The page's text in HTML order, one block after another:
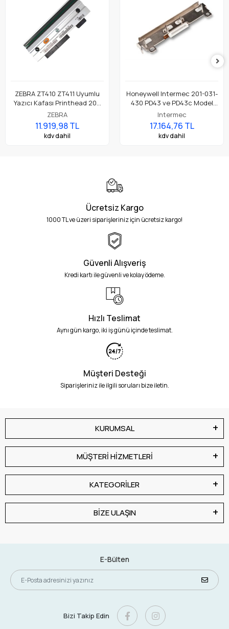
ZEBRA ZT410 ZT411 Uyumlu
Yazıcı Kafası Printhead 203
Dpi Parça No: P1058930-009
ZEBRA
11.919,98 TL
kdv dahil
Honeywell Intermec 201-031-
430 PD43 ve PD43c Model
Barkod Etiket Yazıcı 203 Dpi
Termal Baskı Kafası
Intermec
17.164,76 TL
kdv dahil
Ücretsiz Kargo
1000 TL ve üzeri siparişleriniz için ücretsiz kargo!
Güvenli Alışveriş
Kredi kartı ile güvenli ve kolay ödeme.
Hızlı Teslimat
Aynı gün kargo, iki iş günü içinde teslimat.
Müşteri Desteği
Siparişleriniz ile ilgili soruları bize iletin.
KURUMSAL
MÜŞTERİ HİZMETLERİ
KATEGORİLER
BİZE ULAŞIN
E-Bülten
Bizi Takip Edin